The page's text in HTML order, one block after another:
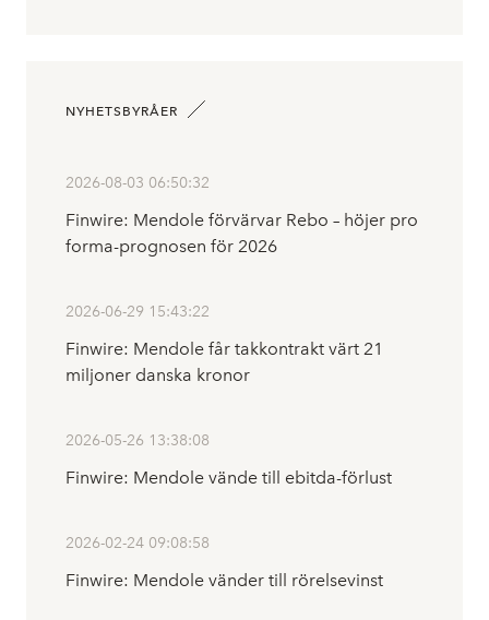
NYHETSBYRÅER
2026-08-03 06:50:32
Finwire: Mendole förvärvar Rebo – höjer pro
forma-prognosen för 2026
2026-06-29 15:43:22
Finwire: Mendole får takkontrakt värt 21
miljoner danska kronor
2026-05-26 13:38:08
Finwire: Mendole vände till ebitda-förlust
2026-02-24 09:08:58
Finwire: Mendole vänder till rörelsevinst